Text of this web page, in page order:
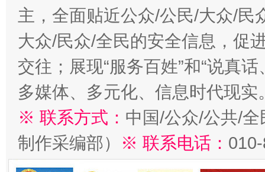
主，全面贴近公众/公民/大众/民
大众/民众/全民的安全信息，促
交往；展现“服务百姓”和“说真
多媒体、多元化、信息时代现实
※ 联系方式： 中国/公众/公共/
制作采编部）
※ 联系电话：